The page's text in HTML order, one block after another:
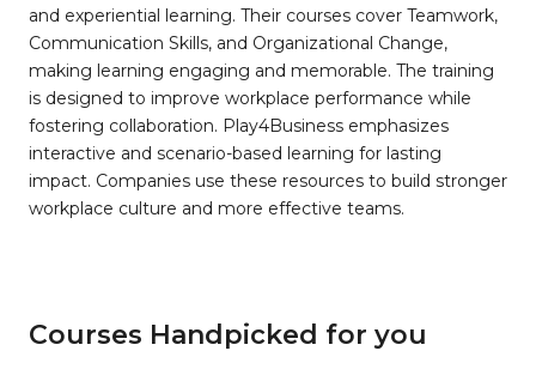
and experiential learning. Their courses cover Teamwork,
Communication Skills, and Organizational Change,
making learning engaging and memorable. The training
is designed to improve workplace performance while
fostering collaboration. Play4Business emphasizes
interactive and scenario-based learning for lasting
impact. Companies use these resources to build stronger
workplace culture and more effective teams.
Courses Handpicked for you